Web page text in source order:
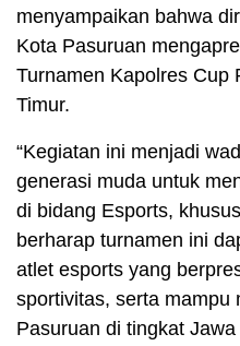
menyampaikan bahwa
Kota Pasuruan
Turnamen Kapolres Cup
Timur.
“Kegiatan ini menjadi
generasi muda untuk
di bidang Esports,
berharap turnamen ini
atlet esports yang
sportivitas, serta mampu
Pasuruan di tingkat